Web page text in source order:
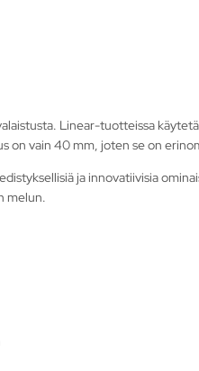
Linear-tuotteissa
vain 40 mm, joten se on
ja innovatiivisia
melun.